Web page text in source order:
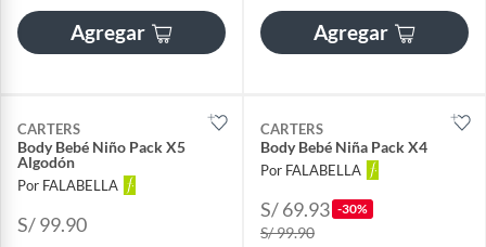
Agregar Agregar
CARTERS
Body Bebé Niño Pack X5
Algodón
Por FALABELLA
S/ 99.90
CARTERS
Body Bebé Niña Pack X4
Por FALABELLA
S/ 69.93 -30%
S/ 99.90